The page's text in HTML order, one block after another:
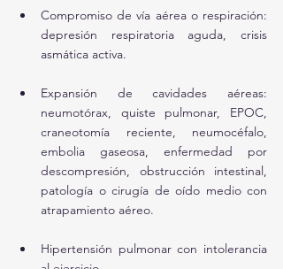
Compromiso de vía aérea o respiración:
depresión respiratoria aguda, crisis
asmática activa.
Expansión de cavidades aéreas:
neumotórax, quiste pulmonar, EPOC,
craneotomía reciente, neumocéfalo,
embolia gaseosa, enfermedad por
descompresión, obstrucción intestinal,
patología o cirugía de oído medio con
atrapamiento aéreo.
Hipertensión pulmonar con intolerancia